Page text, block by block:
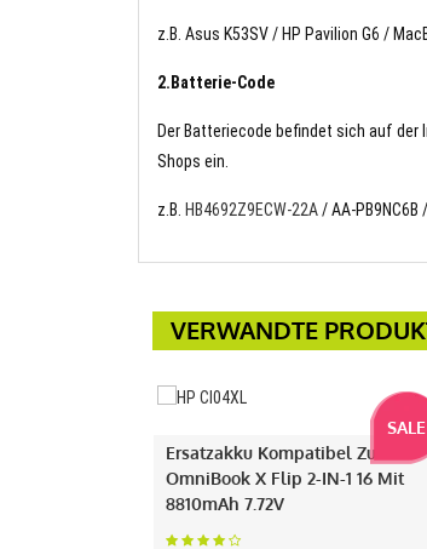
z.B. Asus K53SV / HP Pavilion G6 /
2.Batterie-Code
Der Batteriecode befindet sich auf der
Shops ein.
z.B. HB4692Z9ECW-22A/ AA-PB9NC6B
VERWANDTE
SALE
Ersatzakku Kompatibel Zu HP
OmniBook X Flip 2-IN-1 16 Mit
8810mAh 7.72V